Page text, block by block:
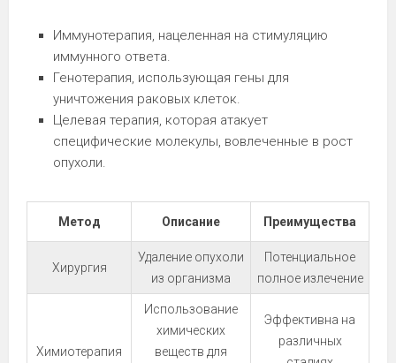
Иммунотерапия, нацеленная на стимуляцию
иммунного ответа.
Генотерапия, использующая гены для
уничтожения раковых клеток.
Целевая терапия, которая атакует
специфические молекулы, вовлеченные в рост
опухоли.
Метод Описание Преимущества
Хирургия
Удаление опухоли
из организма
Потенциальное
полное излечение
Химиотерапия
Использование
химических
веществ для
Эффективна на
различных